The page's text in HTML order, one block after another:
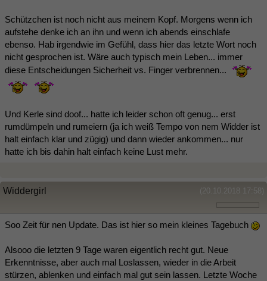
Schützchen ist noch nicht aus meinem Kopf. Morgens wenn ich
aufstehe denke ich an ihn und wenn ich abends einschlafe
ebenso. Hab irgendwie im Gefühl, dass hier das letzte Wort noch
nicht gesprochen ist. Wäre auch typisch mein Leben... immer
diese Entscheidungen Sicherheit vs. Finger verbrennen...
Und Kerle sind doof... hatte ich leider schon oft genug... erst
rumdümpeln und rumeiern (ja ich weiß Tempo von nem Widder ist
halt einfach klar und zügig) und dann wieder ankommen... nur
hatte ich bis dahin halt einfach keine Lust mehr.
(20.10.2018 17:58)
Widdergirl
Soo Zeit für nen Update. Das ist hier so mein kleines Tagebuch
Alsooo die letzten 9 Tage waren eigentlich recht gut. Neue
Erkenntnisse, aber auch mal Loslassen, wieder in die Arbeit
stürzen, ablenken und einfach mal gut sein lassen. Letzte Woche